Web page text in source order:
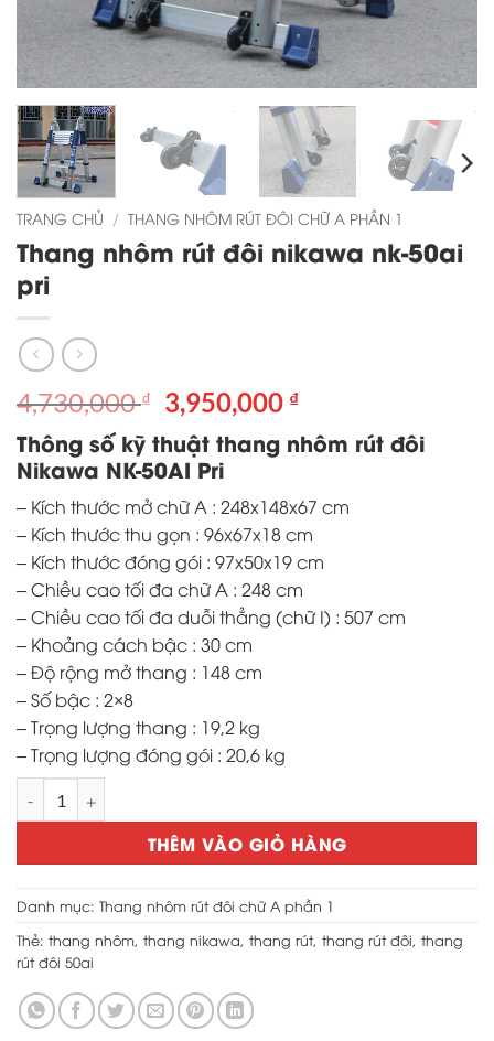
TRANG CHỦ / THANG NHÔM RÚT ĐÔI CHỮ A PHẦN 1
Thang nhôm rút đôi nikawa nk-50ai
pri
4,730,000₫
Giá
gốc
là:
4,730,000 ₫.
3,950,000 ₫Giá
hiện
tại
3,950,000 ₫.
Thông số kỹ thuật thang nhôm rút đôi
Nikawa NK-50AI Pri
– Kích thước mở chữ A : 248x148x67 cm
– Kích thước thu gọn : 96x67x18 cm
– Kích thước đóng gói : 97x50x19 cm
– Chiều cao tối đa chữ A : 248 cm
– Chiều cao tối đa duỗi thẳng (chữ I) : 507 cm
– Khoảng cách bậc : 30 cm
– Độ rộng mở thang : 148 cm
– Số bậc : 2×8
– Trọng lượng thang : 19,2 kg
– Trọng lượng đóng gói : 20,6 kg
THÊM VÀO GIỎ HÀNG
Danh mục: Thang nhôm rút đôi chữ A phần 1
Thẻ: thang nhôm, thang nikawa, thang rút, thang rút đôi, thang
rút đôi 50ai